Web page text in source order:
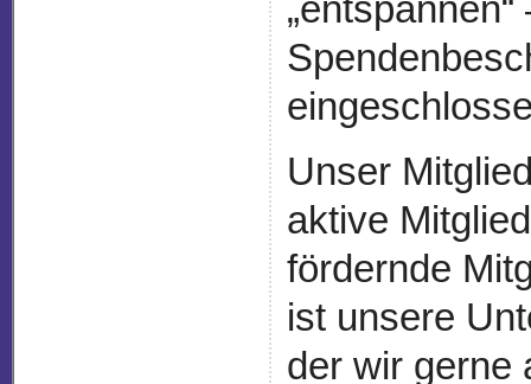
„entspannen“
Unser
aktive
fördernde
ist unsere
der wir gerne